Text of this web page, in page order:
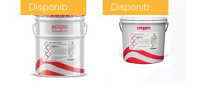
Disponibile dal 24/08 Disponibile dal 24/08